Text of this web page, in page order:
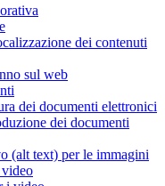
dei contenuti
sul web
dei documenti elettronici
dei documenti
(alt text) per le immagini